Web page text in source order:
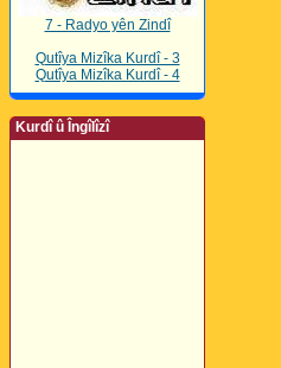
7 - Radyo yên Zindî
Qutîya Mizîka Kurdî - 3
Qutîya Mizîka Kurdî - 4
Kurdî û Îngîlîzî